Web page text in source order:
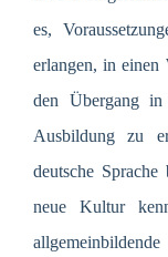
es,
erlangen, in einen
den Übergang in
Ausbildung zu
deutsche
neue Kultur